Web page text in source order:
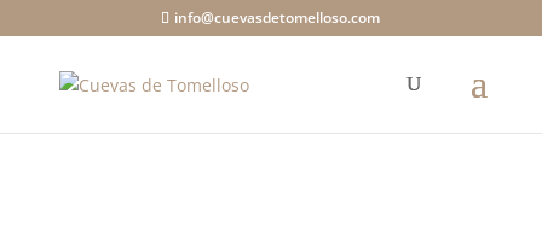
info@cuevasdetomelloso.com